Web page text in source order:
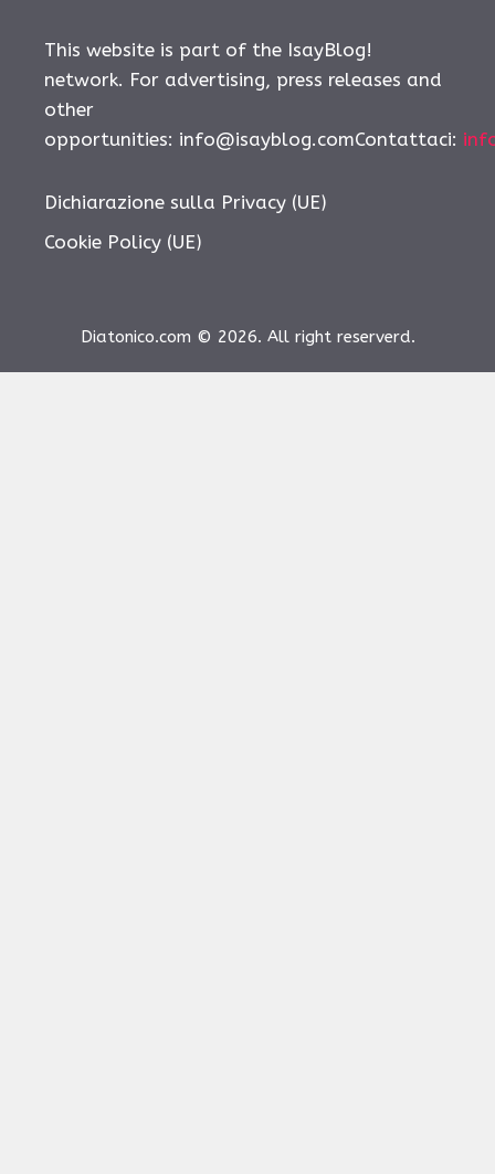
This website is part of the IsayBlog!
network. For advertising, press releases and
other
opportunities: info@isayblog.comContattaci:
Dichiarazione sulla Privacy (UE)
Cookie Policy (UE)
Diatonico.com © 2026. All right reserverd.